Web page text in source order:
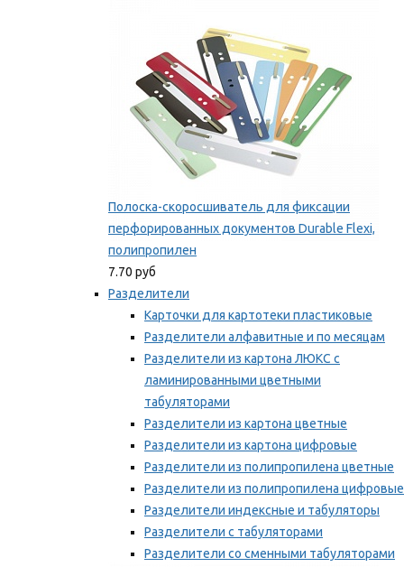
Полоска-скоросшиватель для фиксации
перфорированных документов Durable Flexi,
полипропилен
7.70 руб
Разделители
Карточки для картотеки пластиковые
Разделители алфавитные и по месяцам
Разделители из картона ЛЮКС с
ламинированными цветными
табуляторами
Разделители из картона цветные
Разделители из картона цифровые
Разделители из полипропилена цветные
Разделители из полипропилена цифровые
Разделители индексные и табуляторы
Разделители с табуляторами
Разделители со сменными табуляторами